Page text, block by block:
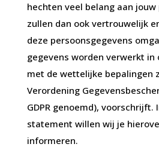
hechten veel belang aan jouw
zullen dan ook vertrouwelijk
deze persoonsgegevens
gegevens worden verwerkt
met de wettelijke bepalingen
Verordening
GDPR genoemd), voorschrijft.
statement willen wij je
informeren.